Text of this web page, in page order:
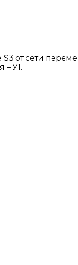
от сети
– У1.